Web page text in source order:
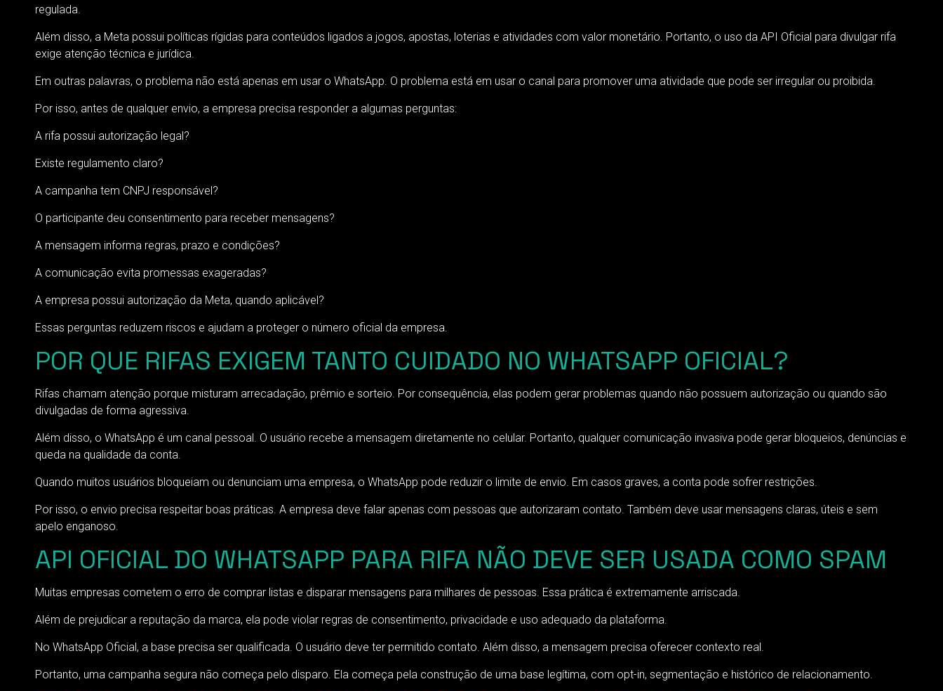
regulada.
Além disso, a Meta possui políticas rígidas para conteúdos ligados a jogos, apostas, loterias e atividades com valor monetário. Portanto, o uso da API Oficial para divulgar rifa
exige atenção técnica e jurídica.
Em outras palavras, o problema não está apenas em usar o WhatsApp. O problema está em usar o canal para promover uma atividade que pode ser irregular ou proibida.
Por isso, antes de qualquer envio, a empresa precisa responder a algumas perguntas:
A rifa possui autorização legal?
Existe regulamento claro?
A campanha tem CNPJ responsável?
O participante deu consentimento para receber mensagens?
A mensagem informa regras, prazo e condições?
A comunicação evita promessas exageradas?
A empresa possui autorização da Meta, quando aplicável?
Essas perguntas reduzem riscos e ajudam a proteger o número oficial da empresa.
POR QUE RIFAS EXIGEM TANTO CUIDADO NO WHATSAPP OFICIAL?
Rifas chamam atenção porque misturam arrecadação, prêmio e sorteio. Por consequência, elas podem gerar problemas quando não possuem autorização ou quando são
divulgadas de forma agressiva.
Além disso, o WhatsApp é um canal pessoal. O usuário recebe a mensagem diretamente no celular. Portanto, qualquer comunicação invasiva pode gerar bloqueios, denúncias e
queda na qualidade da conta.
Quando muitos usuários bloqueiam ou denunciam uma empresa, o WhatsApp pode reduzir o limite de envio. Em casos graves, a conta pode sofrer restrições.
Por isso, o envio precisa respeitar boas práticas. A empresa deve falar apenas com pessoas que autorizaram contato. Também deve usar mensagens claras, úteis e sem
apelo enganoso.
API OFICIAL DO WHATSAPP PARA RIFA NÃO DEVE SER USADA COMO SPAM
Muitas empresas cometem o erro de comprar listas e disparar mensagens para milhares de pessoas. Essa prática é extremamente arriscada.
Além de prejudicar a reputação da marca, ela pode violar regras de consentimento, privacidade e uso adequado da plataforma.
No WhatsApp Oficial, a base precisa ser qualificada. O usuário deve ter permitido contato. Além disso, a mensagem precisa oferecer contexto real.
Portanto, uma campanha segura não começa pelo disparo. Ela começa pela construção de uma base legítima, com opt-in, segmentação e histórico de relacionamento.